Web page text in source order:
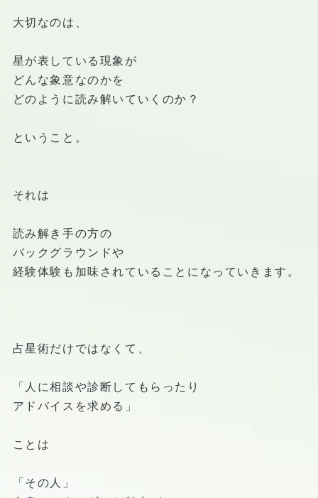
大切なのは、
星が表している現象が
どんな象意なのかを
どのように読み解いていくのか？
ということ。
それは
読み解き手の方の
バックグラウンドや
経験体験も加味されていることになっていきます。
占星術だけではなくて、
「人に相談や診断してもらったり
アドバイスを求める」
ことは
「その人」